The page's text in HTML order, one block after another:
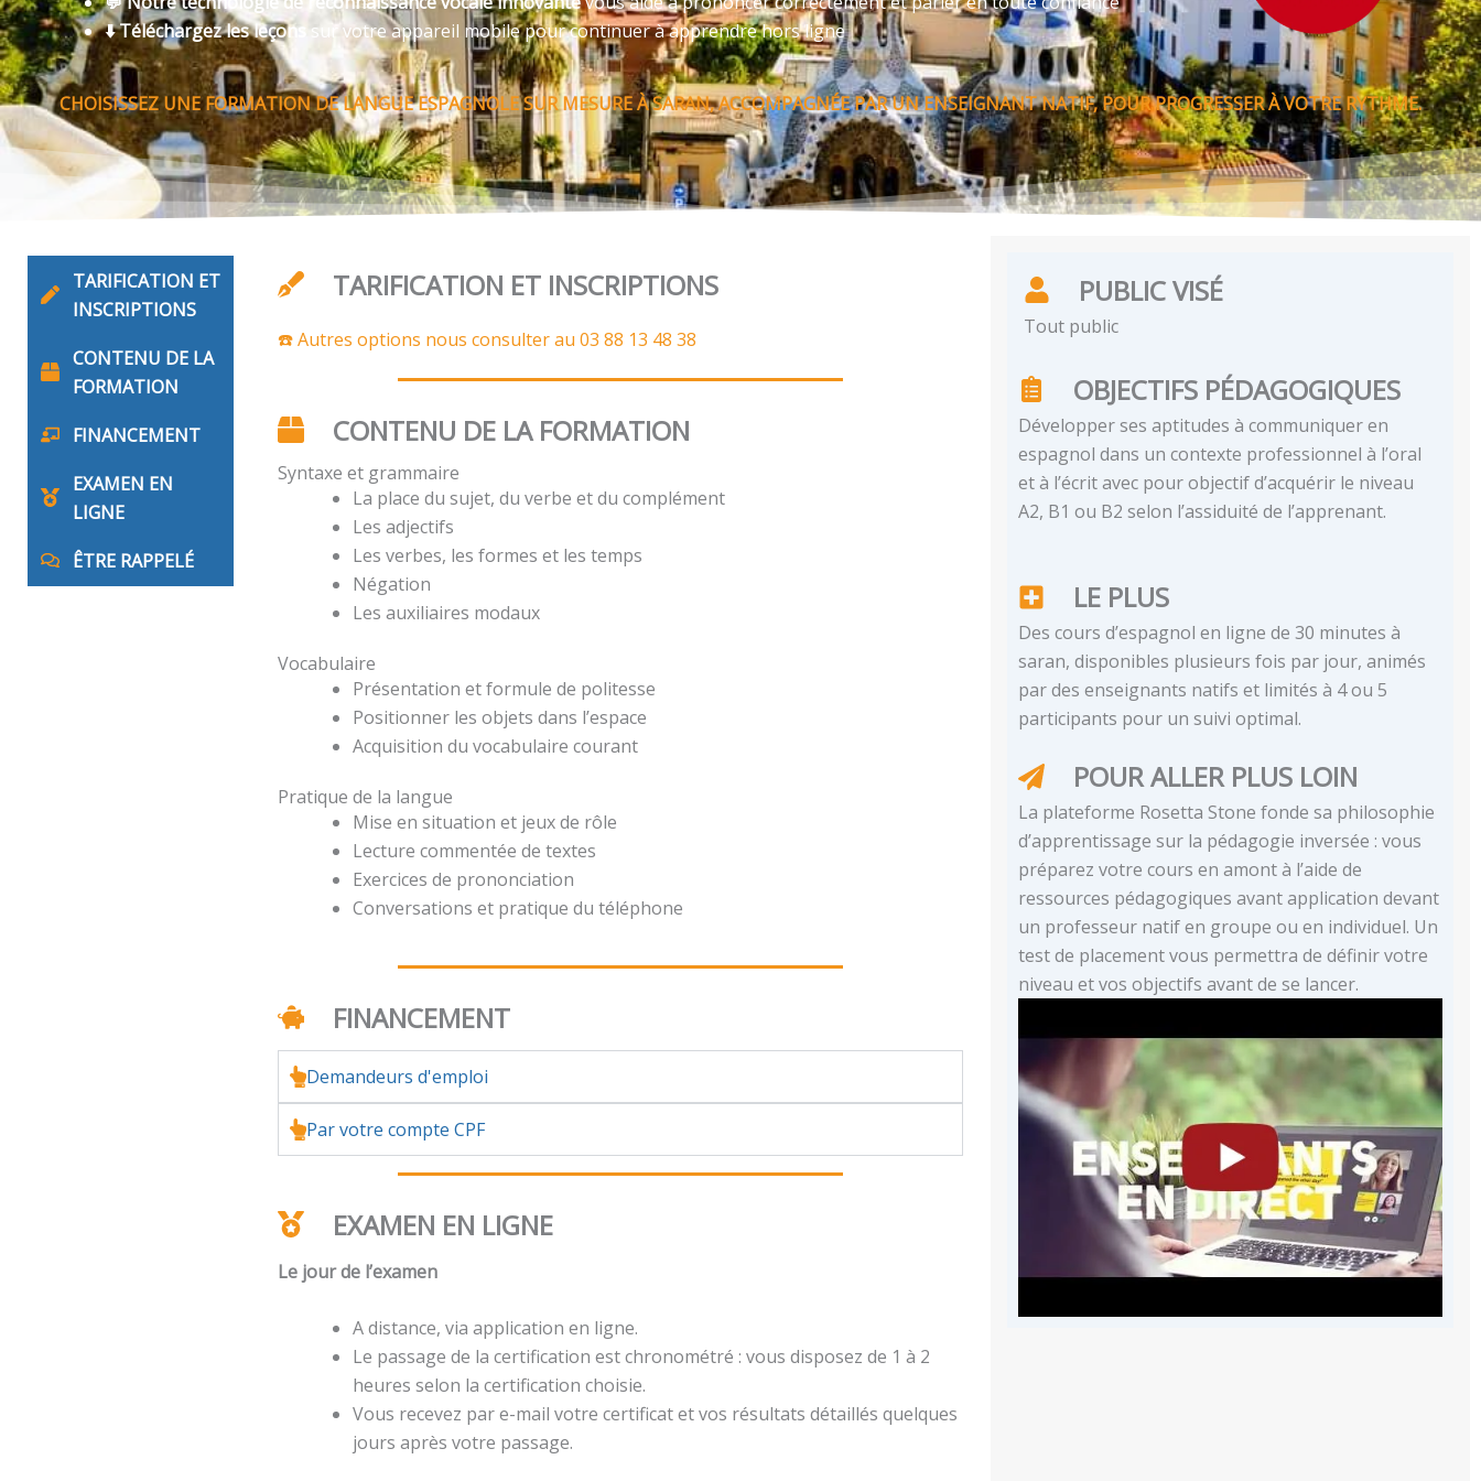
⬇️ Téléchargez les leçons sur votre appareil mobile pour continuer à apprendre hors ligne
CHOISISSEZ UNE FORMATION DE LANGUE ESPAGNOLE SUR MESURE À SARAN, ACCOMPAGNÉE PAR UN ENSEIGNANT NATIF, POUR PROGRESSER À VOTRE RYTHME.
TARIFICATION ET
INSCRIPTIONS
CONTENU DE LA
FORMATION
FINANCEMENT
EXAMEN EN
LIGNE
ÊTRE RAPPELÉ
TARIFICATION ET INSCRIPTIONS
☎️ Autres options nous consulter au 03 88 13 48 38
CONTENU DE LA FORMATION
Syntaxe et grammaire
La place du sujet, du verbe et du complément
Les adjectifs
Les verbes, les formes et les temps
Négation
Les auxiliaires modaux
Vocabulaire
Présentation et formule de politesse
Positionner les objets dans l’espace
Acquisition du vocabulaire courant
Pratique de la langue
Mise en situation et jeux de rôle
Lecture commentée de textes
Exercices de prononciation
Conversations et pratique du téléphone
FINANCEMENT
Demandeurs d'emploi
Par votre compte CPF
EXAMEN EN LIGNE
Le jour de l’examen
A distance, via application en ligne.
Le passage de la certification est chronométré : vous disposez de 1 à 2
heures selon la certification choisie.
Vous recevez par e-mail votre certificat et vos résultats détaillés quelques
jours après votre passage.
PUBLIC VISÉ
Tout public
OBJECTIFS PÉDAGOGIQUES
Développer ses aptitudes à communiquer en
espagnol dans un contexte professionnel à l’oral
et à l’écrit avec pour objectif d’acquérir le niveau
A2, B1 ou B2 selon l’assiduité de l’apprenant.
LE PLUS
Des cours d’espagnol en ligne de 30 minutes à
saran, disponibles plusieurs fois par jour, animés
par des enseignants natifs et limités à 4 ou 5
participants pour un suivi optimal.
POUR ALLER PLUS LOIN
La plateforme Rosetta Stone fonde sa philosophie
d’apprentissage sur la pédagogie inversée : vous
préparez votre cours en amont à l’aide de
ressources pédagogiques avant application devant
un professeur natif en groupe ou en individuel. Un
test de placement vous permettra de définir votre
niveau et vos objectifs avant de se lancer.